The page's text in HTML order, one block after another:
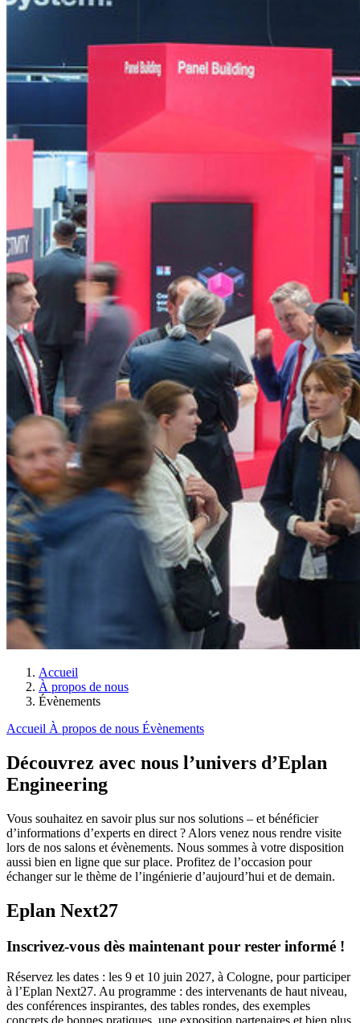
Accueil
À propos de nous
Évènements
Accueil À propos de nous Évènements
Découvrez avec nous l’univers d’Eplan
Engineering
Vous souhaitez en savoir plus sur nos solutions – et bénéficier
d’informations d’experts en direct ? Alors venez nous rendre visite
lors de nos salons et évènements. Nous sommes à votre disposition
aussi bien en ligne que sur place. Profitez de l’occasion pour
échanger sur le thème de l’ingénierie d’aujourd’hui et de demain.
Eplan Next27
Inscrivez-vous dès maintenant pour rester informé !
Réservez les dates : les 9 et 10 juin 2027, à Cologne, pour participer
à l’Eplan Next27. Au programme : des intervenants de haut niveau,
des conférences inspirantes, des tables rondes, des exemples